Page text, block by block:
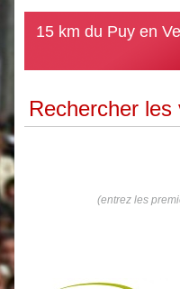
15 km du Puy en
Rechercher
(entrez les